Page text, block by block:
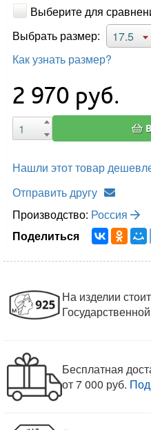
Выберите для
Выбрать размер:
17.5
Как узнать размер?
2 970 руб.
Нашли этот товар
Отправить другу
Производство: Россия
Поделиться
На изделии
Бесплатная
от 7 000 руб.